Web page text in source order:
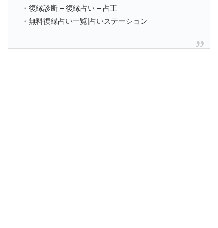
・復縁診断 – 復縁占い – 占王
・無料復縁占い一覧|占いステーション